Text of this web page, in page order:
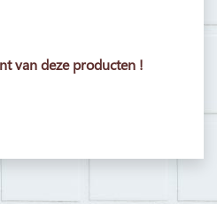
van deze producten !